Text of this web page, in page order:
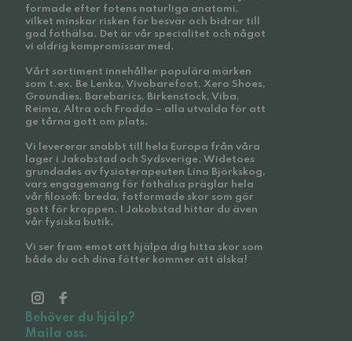
formade efter fotens naturliga anatomi,
vilket minskar risken för besvär och bidrar till
god fothälsa. Det är vår specialitet och något
vi aldrig kompromissar med.
Vårt sortiment innehåller populära märken
som t.ex. Be Lenka, Vivobarefoot, Xero Shoes,
Groundies, Barebarics, Birkenstock, Viba,
Reima, Altra och Froddo – alla utvalda för att
ge tårna gott om plats.
Vi levererar snabbt till hela Europa från våra
lager i Jakobstad och Sydsverige. Widetoes
grundades av fysioterapeuten Lina Björkskog,
vars engagemang för fothälsa präglar hela
vår filosofi: breda, fotformade skor som gör
gott för kroppen. I Jakobstad hittar du även
vår fysiska butik.
Vi ser fram emot att hjälpa dig hitta skor som
både du och dina fötter kommer att älska!
Behöver du hjälp?
Maila oss.